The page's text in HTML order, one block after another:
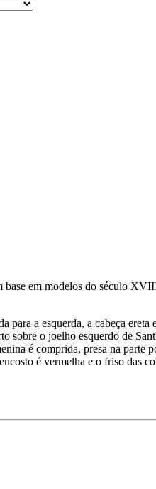
base em modelos do século
para a esquerda, a cabeça
sobre o joelho esquerdo de
é comprida, presa na
é vermelha e o friso das